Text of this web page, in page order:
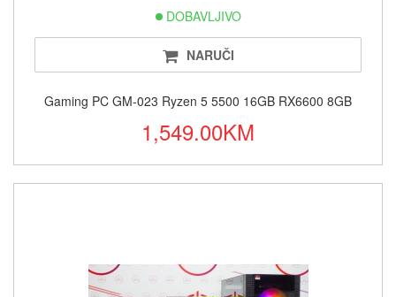
DOBAVLJIVO
NARUČI
Gaming PC GM-023 Ryzen 5 5500 16GB RX6600 8GB
1,549.00KM